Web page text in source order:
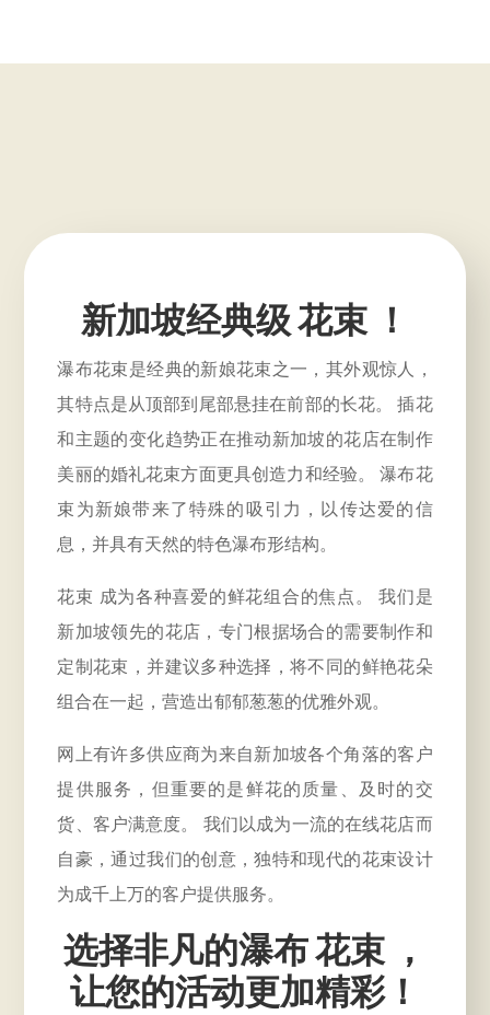
新加坡经典级 花束 ！
瀑布花束是经典的新娘花束之一，其外观惊人，
其特点是从顶部到尾部悬挂在前部的长花。 插花
和主题的变化趋势正在推动新加坡的花店在制作
美丽的婚礼花束方面更具创造力和经验。 瀑布花
束为新娘带来了特殊的吸引力，以传达爱的信
息，并具有天然的特色瀑布形结构。
花束 成为各种喜爱的鲜花组合的焦点。 我们是
新加坡领先的花店，专门根据场合的需要制作和
定制花束，并建议多种选择，将不同的鲜艳花朵
组合在一起，营造出郁郁葱葱的优雅外观。
网上有许多供应商为来自新加坡各个角落的客户
提供服务，但重要的是鲜花的质量、及时的交
货、客户满意度。 我们以成为一流的在线花店而
自豪，通过我们的创意，独特和现代的花束设计
为成千上万的客户提供服务。
选择非凡的瀑布 花束 ，
让您的活动更加精彩！